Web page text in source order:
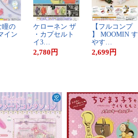
瞳​の​
イ​ン​
ケ​ロ​ー​ネ​ン​ ​ザ​
・​カ​プ​セ​ル​ト​
イ​3​…
2,780 円
【​フ​ル​コ​ン​プ​
】​ ​M​O​O​M​I​N​ ​す​
や​す​…
2,699 円